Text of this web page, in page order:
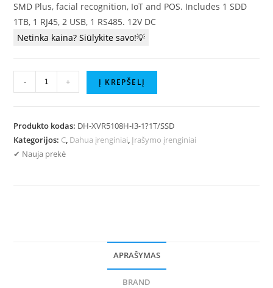
SMD Plus, facial recognition, IoT and POS. Includes 1 SDD
1TB, 1 RJ45, 2 USB, 1 RS485. 12V DC
Netinka kaina? Siūlykite savo!💡
- + Į KREPŠELĮ
Produkto kodas: DH-XVR5108H-I3-1?1T/SSD
Kategorijos: C, Dahua įrenginiai, Įrašymo įrenginiai
✔ Nauja prekė
APRAŠYMAS
BRAND